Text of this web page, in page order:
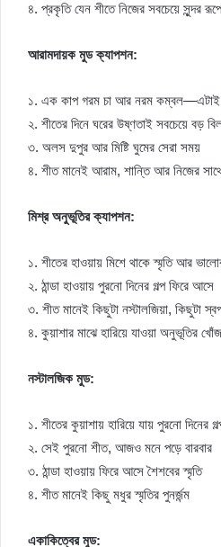
৪. প্রকৃতি যেন শীতে নিজের সবচেয়ে সুন্দর রূপে
আরামদায়ক মুড ক্যাপশন:
১. এক কাপ গরম চা আর নরম
২. শীতের দিনে ঘরের উষ্ণতাই সবচেয়ে বড়
৩. অলস দুপুর আর মিষ্টি ঘুমের সেরা সময়
৪. শীত মানেই আরাম, শান্তি আর নিজের
মিশ্র অনুভূতির ক্যাপশন:
১. শীতের হাওয়ায় মিশে থাকে স্মৃতি আর
২. ঠান্ডা হাওয়ায় পুরনো দিনের গল্প ফিরে আসে
৩. শীত মানেই কিছুটা নস্টালজিয়া, কিছুটা
৪. কুয়াশার মাঝে হারিয়ে যাওয়া অনুভূতির খোঁজ
নস্টালজিক মুড:
১. শীতের কুয়াশায় হারিয়ে যায় পুরনো দিনের
২. সেই পুরনো শীত, আজও মনে পড়ে বারবার
৩. ঠান্ডা হাওয়ায় ফিরে আসে শৈশবের স্মৃতি
৪. শীত মানেই কিছু মধুর স্মৃতির পুনর্জন্ম
একাকিত্বের মুড: